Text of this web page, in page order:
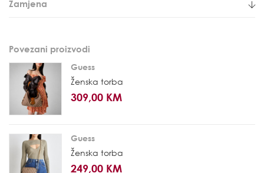
Zamjena
Povezani proizvodi
Guess
Ženska torba
309,00 KM
Guess
Ženska torba
249,00 KM